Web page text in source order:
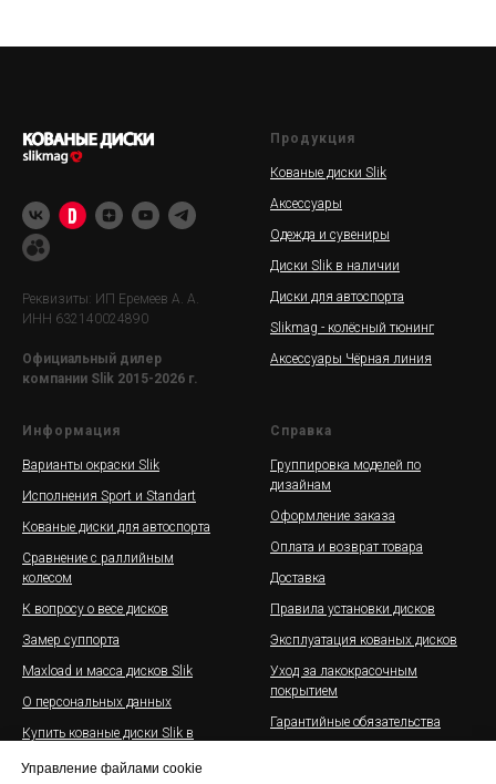
Управление файлами cookie
Реквизиты: ИП Еремеев А. А.
ИНН 632140024890
Официальный дилер
компании Slik 2015-2026 г.
Продукция
Кованые диски Slik
Аксессуары
Одежда и сувениры
Диски Slik в наличии
Диски для автоспорта
Slikmag - колёсный тюнинг
Аксессуары Чёрная линия
Информация
Варианты окраски Slik
Исполнения Sport и Standart
Кованые диски для автоспорта
Сравнение с раллийным
колесом
К вопросу о весе дисков
Замер суппорта
Maxload и масса дисков Slik
О персональных данных
Купить кованые диски Slik в
Справка
Группировка моделей по
дизайнам
Оформление заказа
Оплата и возврат товара
Доставка
Правила установки дисков
Эксплуатация кованых дисков
Уход за лакокрасочным
покрытием
Гарантийные обязательства